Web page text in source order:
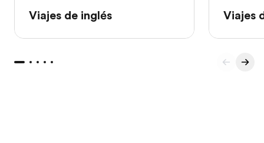
Viajes de inglés Viajes